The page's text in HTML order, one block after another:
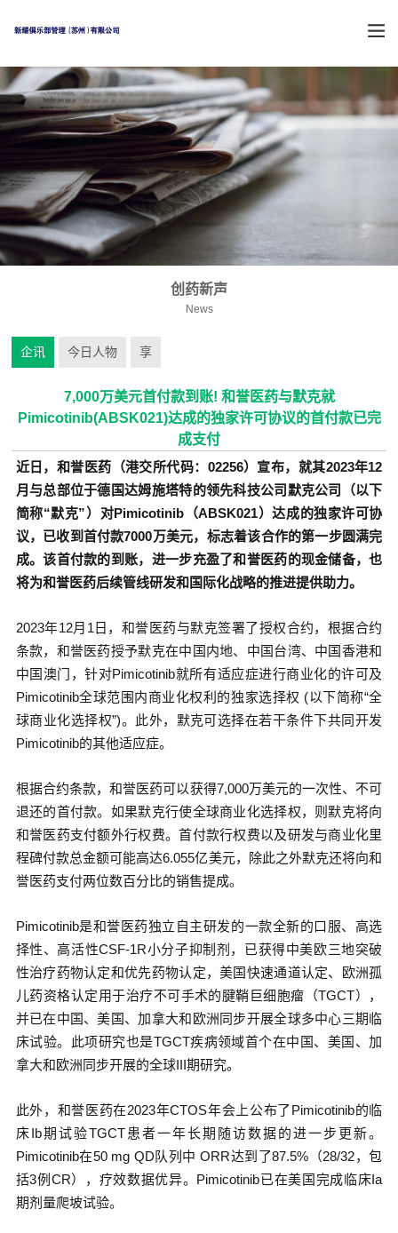
创药新声
News
企讯 今日人物 享
7,000万美元首付款到账! 和誉医药与默克就
Pimicotinib(ABSK021)达成的独家许可协议的首付款已完
成支付
近日，和誉医药（港交所代码：02256）宣布，就其2023年12
月与总部位于德国达姆施塔特的领先科技公司默克公司（以下
简称“默克”）对Pimicotinib（ABSK021）达成的独家许可协
议，已收到首付款7000万美元，标志着该合作的第一步圆满完
成。该首付款的到账，进一步充盈了和誉医药的现金储备，也
将为和誉医药后续管线研发和国际化战略的推进提供助力。
2023年12月1日，和誉医药与默克签署了授权合约，根据合约
条款，和誉医药授予默克在中国内地、中国台湾、中国香港和
中国澳门，针对Pimicotinib就所有适应症进行商业化的许可及
Pimicotinib全球范围内商业化权利的独家选择权 (以下简称“全
球商业化选择权”)。此外，默克可选择在若干条件下共同开发
Pimicotinib的其他适应症。
根据合约条款，和誉医药可以获得7,000万美元的一次性、不可
退还的首付款。如果默克行使全球商业化选择权，则默克将向
和誉医药支付额外行权费。首付款行权费以及研发与商业化里
程碑付款总金额可能高达6.055亿美元，除此之外默克还将向和
誉医药支付两位数百分比的销售提成。
Pimicotinib是和誉医药独立自主研发的一款全新的口服、高选
择性、高活性CSF-1R小分子抑制剂，已获得中美欧三地突破
性治疗药物认定和优先药物认定，美国快速通道认定、欧洲孤
儿药资格认定用于治疗不可手术的腱鞘巨细胞瘤（TGCT），
并已在中国、美国、加拿大和欧洲同步开展全球多中心三期临
床试验。此项研究也是TGCT疾病领域首个在中国、美国、加
拿大和欧洲同步开展的全球III期研究。
此外，和誉医药在2023年CTOS年会上公布了Pimicotinib的临
床Ib期试验TGCT患者一年长期随访数据的进一步更新。
Pimicotinib在50 mg QD队列中 ORR达到了87.5%（28/32，包
括3例CR），疗效数据优异。Pimicotinib已在美国完成临床Ia
期剂量爬坡试验。